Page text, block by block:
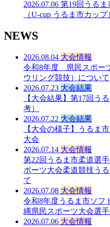
2026.07.06 第19回うる
（U-cup うるま市カッ
NEWS
2026.08.04 大会情報
令和8年度 県民スポー
ウリング競技）について
2026.07.23 大会結果
【大会結果】第17回う
考）
2026.07.22 大会結果
【大会の様子】うるま
大会
2026.07.14 大会情報
第22回うるま市柔道選
ポーツ大会柔道競技う
て
2026.07.08 大会情報
令和8年度うるま市ソ
縄県民スポーツ大会選
2026.07.06 大会情報